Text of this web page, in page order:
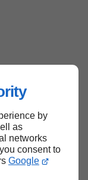
by
as
networks
consent to
Google